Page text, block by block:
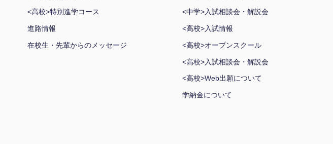
<高校>特別進学コース
進路情報
在校生・先輩からのメッセージ
<中学>入試相談会・解説会
<高校>入試情報
<高校>オープンスクール
<高校>入試相談会・解説会
<高校>Web出願について
学納金について